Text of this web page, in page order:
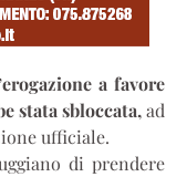
a favore
stata sbloccata,ad
ufficiale.
di prendere